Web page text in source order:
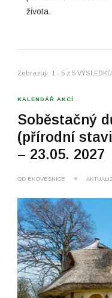
života.
Zobrazuji: 1 - 5 z 5 VÝSLEDKŮ
KALENDÁŘ AKCÍ
Soběstačný
(přírodní
– 23.05. 2027
OD EKOVESNICE